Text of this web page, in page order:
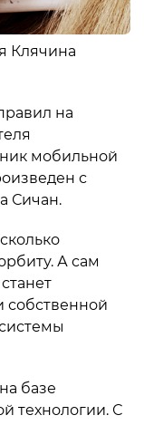
Клячина
на
мобильной
с
Сичан.
А сам
базе
технологии. С